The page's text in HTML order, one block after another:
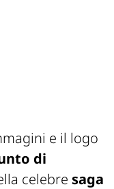
e il logo
di
celebre saga